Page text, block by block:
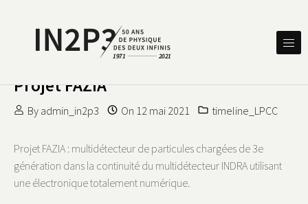
IN2P3 50 ANS DE PHYSIQUE
Projet FAZIA
By admin_in2p3 On 12 mai 2021 timeline_LPCC
Projet FAZIA : multidétecteur de particules chargées de 3e
génération dans la continuité du multidétecteur INDRA utilisant
une électronique totalement numérique.